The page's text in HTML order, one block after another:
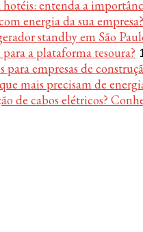
hotéis: entenda a
energia da sua empresa?
standby em São
a plataforma tesoura?
para empresas de
mais precisam de
de cabos elétricos?